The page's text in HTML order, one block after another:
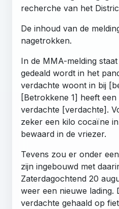
recherche van het
De inhoud van de
nagetrokken.
In de MMA-melding
gedeald wordt in het
verdachte woont in bij
[Betrokkene 1] heeft een
verdachte [verdachte].
zeker een kilo cocaïne
bewaard in de vriezer.
Tevens zou er onder
zijn ingebouwd met
Zaterdagochtend 20
weer een nieuwe lading.
verdachte gehaald op